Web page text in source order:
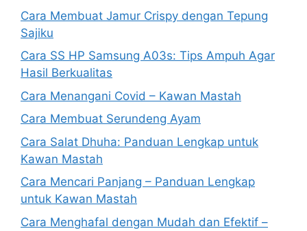
Cara Membuat Jamur Crispy dengan Tepung
Sajiku
Cara SS HP Samsung A03s: Tips Ampuh Agar
Hasil Berkualitas
Cara Menangani Covid – Kawan Mastah
Cara Membuat Serundeng Ayam
Cara Salat Dhuha: Panduan Lengkap untuk
Kawan Mastah
Cara Mencari Panjang – Panduan Lengkap
untuk Kawan Mastah
Cara Menghafal dengan Mudah dan Efektif –